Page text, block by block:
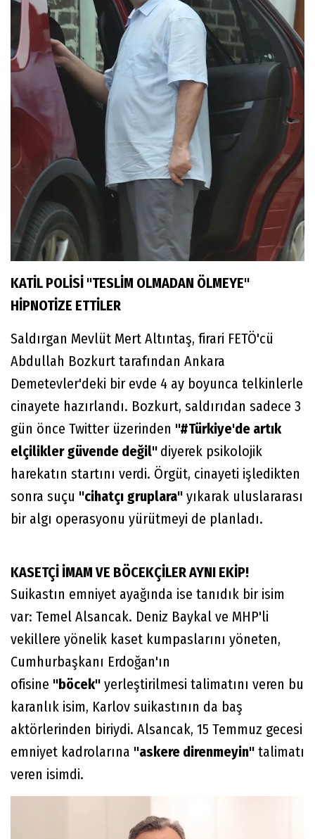
KATİL POLİSİ "TESLİM OLMADAN ÖLMEYE"
HİPNOTİZE ETTİLER
Saldırgan Mevlüt Mert Altıntaş, firari FETÖ'cü
Abdullah Bozkurt tarafından Ankara
Demetevler'deki bir evde 4 ay boyunca telkinlerle
cinayete hazırlandı. Bozkurt, saldırıdan sadece 3
gün önce Twitter üzerinden "#Türkiye'de artık
elçilikler güvende değil" diyerek psikolojik
harekatın startını verdi. Örgüt, cinayeti işledikten
sonra suçu "cihatçı gruplara" yıkarak uluslararası
bir algı operasyonu yürütmeyi de planladı.
KASETÇİ İMAM VE BÖCEKÇİLER AYNI EKİP!
Suikastın emniyet ayağında ise tanıdık bir isim
var: Temel Alsancak. Deniz Baykal ve MHP'li
vekillere yönelik kaset kumpaslarını yöneten,
Cumhurbaşkanı Erdoğan'ın
ofisine "böcek" yerleştirilmesi talimatını veren bu
karanlık isim, Karlov suikastının da baş
aktörlerinden biriydi. Alsancak, 15 Temmuz gecesi
emniyet kadrolarına "askere direnmeyin" talimatı
veren isimdi.